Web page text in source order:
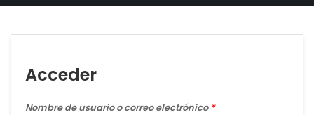
Acceder
Nombre de usuario o correo electrónico *